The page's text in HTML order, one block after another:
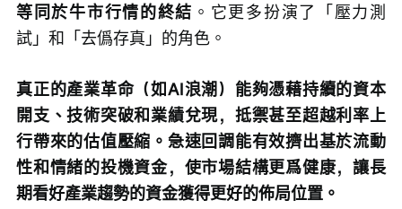
等同於牛市行情的終結 。它更多扮演了「壓力測
試」和「去僞存真」的角色。
真正的產業革命（如AI浪潮）能夠憑藉持續的資本
開支、技術突破和業績兌現，抵禦甚至超越利率上
行帶來的估值壓縮。急速回調能有效擠出基於流動
性和情緒的投機資金，使市場結構更爲健康，讓長
期看好產業趨勢的資金獲得更好的佈局位置。